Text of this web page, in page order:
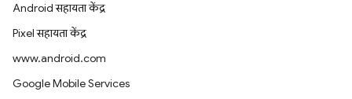
Android सहायता केंद्र
Pixel सहायता केंद्र
www.android.com
Google Mobile Services